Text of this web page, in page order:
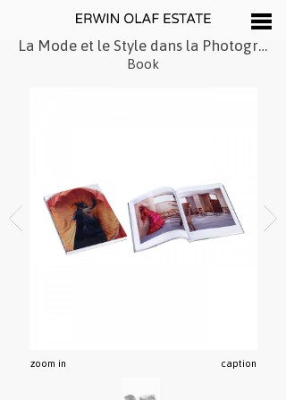
La Mode et le Style dans la Photographie
Book
zoom in caption